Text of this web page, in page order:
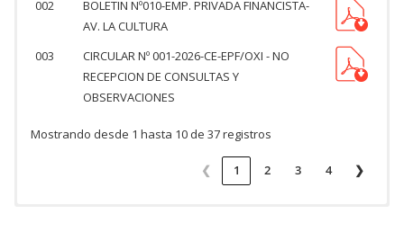
002
BOLETIN Nº010-EMP. PRIVADA FINANCISTA-
AV. LA CULTURA
003
CIRCULAR Nº 001-2026-CE-EPF/OXI - NO
RECEPCION DE CONSULTAS Y
OBSERVACIONES
Mostrando desde 1 hasta 10 de 37 registros
❮ 1 2 3 4 ❯